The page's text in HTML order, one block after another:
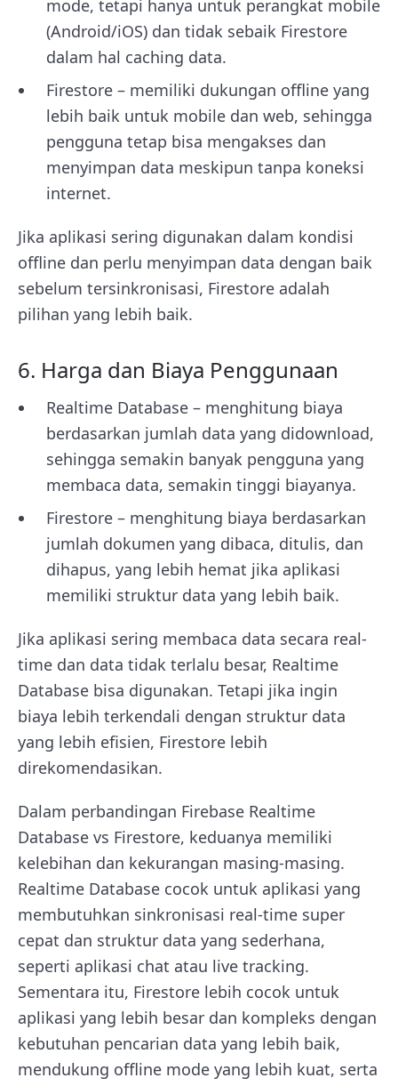
mode, tetapi hanya untuk perangkat mobile
(Android/iOS) dan tidak sebaik Firestore
dalam hal caching data.
Firestore – memiliki dukungan offline yang
lebih baik untuk mobile dan web, sehingga
pengguna tetap bisa mengakses dan
menyimpan data meskipun tanpa koneksi
internet.
Jika aplikasi sering digunakan dalam kondisi
offline dan perlu menyimpan data dengan baik
sebelum tersinkronisasi, Firestore adalah
pilihan yang lebih baik.
6. Harga dan Biaya Penggunaan
Realtime Database – menghitung biaya
berdasarkan jumlah data yang didownload,
sehingga semakin banyak pengguna yang
membaca data, semakin tinggi biayanya.
Firestore – menghitung biaya berdasarkan
jumlah dokumen yang dibaca, ditulis, dan
dihapus, yang lebih hemat jika aplikasi
memiliki struktur data yang lebih baik.
Jika aplikasi sering membaca data secara real-
time dan data tidak terlalu besar, Realtime
Database bisa digunakan. Tetapi jika ingin
biaya lebih terkendali dengan struktur data
yang lebih efisien, Firestore lebih
direkomendasikan.
Dalam perbandingan Firebase Realtime
Database vs Firestore, keduanya memiliki
kelebihan dan kekurangan masing-masing.
Realtime Database cocok untuk aplikasi yang
membutuhkan sinkronisasi real-time super
cepat dan struktur data yang sederhana,
seperti aplikasi chat atau live tracking.
Sementara itu, Firestore lebih cocok untuk
aplikasi yang lebih besar dan kompleks dengan
kebutuhan pencarian data yang lebih baik,
mendukung offline mode yang lebih kuat, serta